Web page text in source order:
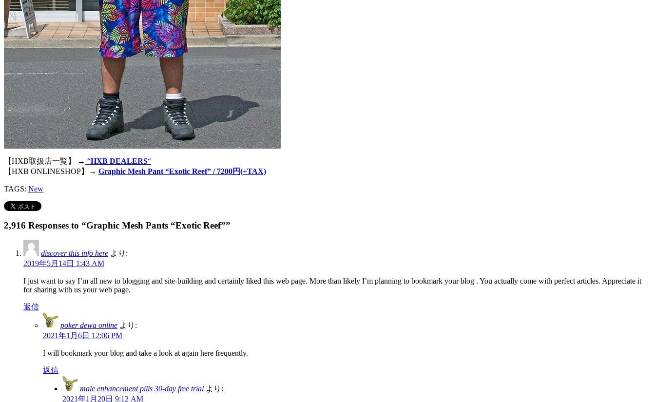
【HXB取扱店一覧】 → “HXB DEALERS“
【HXB ONLINESHOP】→ Graphic Mesh Pant “Exotic Reef” / 7200円(+TAX)
TAGS: New
2,916 Responses to “Graphic Mesh Pants “Exotic Reef””
discover this info here より:
2019年5月14日 1:43 AM
I just want to say I’m all new to blogging and site-building and certainly liked this web page. More than likely I’m planning to bookmark your blog . You actually come with perfect articles. Appreciate it
for sharing with us your web page.
返信
poker dewa online より:
2021年1月6日 12:06 PM
I will bookmark your blog and take a look at again here frequently.
返信
male enhancement pills 30-day free trial より:
2021年1月20日 9:12 AM